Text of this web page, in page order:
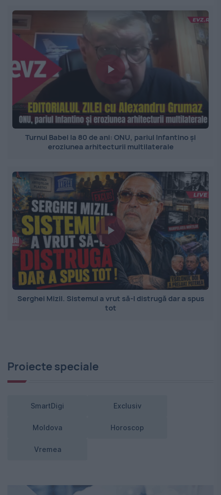
Turnul Babel la 80 de ani: ONU, pariul Infantino și
eroziunea arhitecturii multilaterale
Serghei Mizil. Sistemul a vrut să-l distrugă dar a spus
tot
Proiecte speciale
SmartDigi Exclusiv
Moldova Horoscop
Vremea